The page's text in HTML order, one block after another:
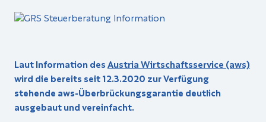
Laut Information desAustria Wirtschaftsservice (aws)
wird die bereits seit 12.3.2020 zur Verfügung
stehende aws-Überbrückungsgarantie deutlich
ausgebaut und vereinfacht.